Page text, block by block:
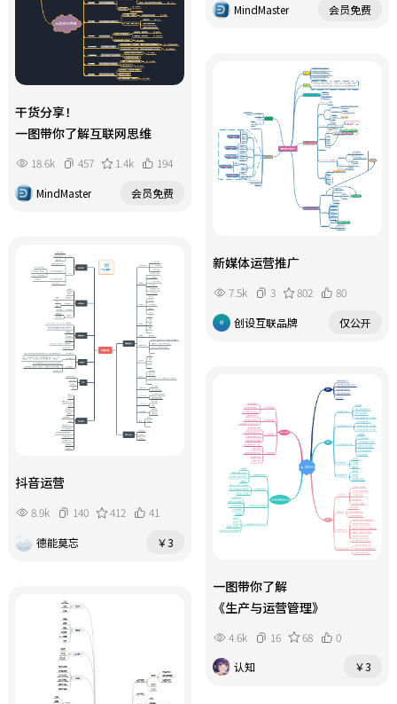
MindMaster
会员免费
干货分享！
一图带你了解互联网思维
18.6k 457 1.4k
194
MindMaster
会员免费
新媒体运营推广
7.5k 3 802
80
创设互联品牌
仅公开
抖音运营
8.9k 140 412
41
德能莫忘
￥3
一图带你了解
《生产与运营管理》
4.6k 16 68
0
认知
￥3